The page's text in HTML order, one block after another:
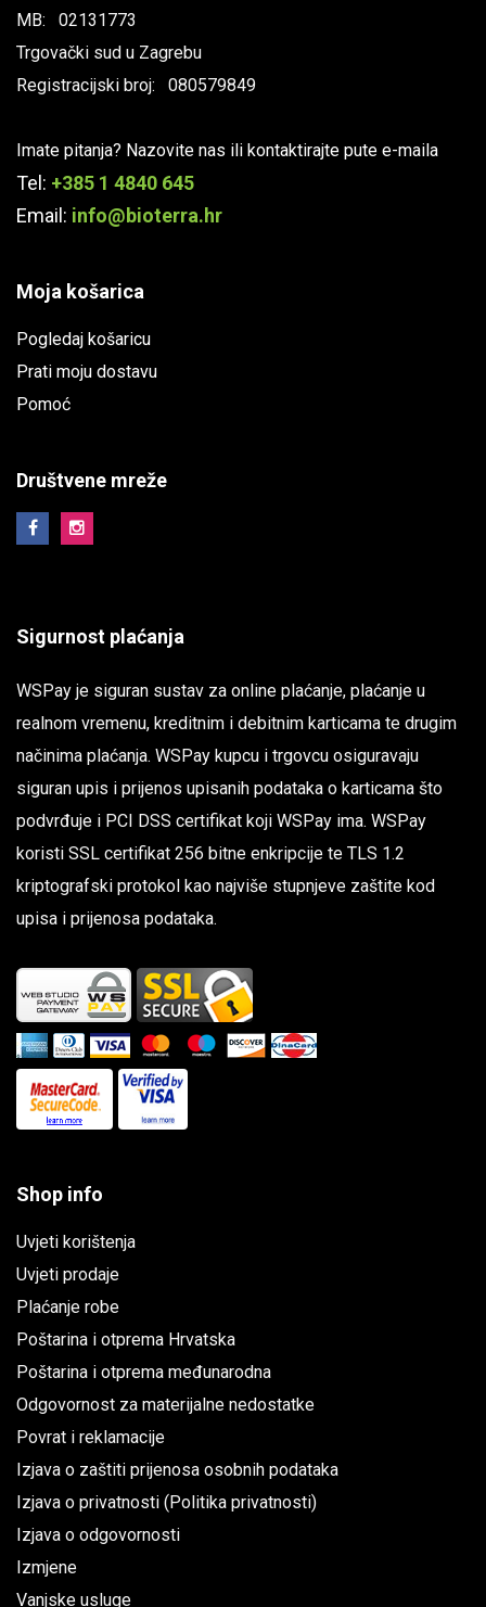
MB: 02131773
Trgovački sud u Zagrebu
Registracijski broj: 080579849
Imate pitanja? Nazovite nas ili kontaktirajte pute e-maila
Tel: +385 1 4840 645
Email: info@bioterra.hr
Moja košarica
Pogledaj košaricu
Prati moju dostavu
Pomoć
Društvene mreže
Sigurnost plaćanja
WSPay je siguran sustav za online plaćanje, plaćanje u
realnom vremenu, kreditnim i debitnim karticama te drugim
načinima plaćanja. WSPay kupcu i trgovcu osiguravaju
siguran upis i prijenos upisanih podataka o karticama što
podvrđuje i PCI DSS certifikat koji WSPay ima. WSPay
koristi SSL certifikat 256 bitne enkripcije te TLS 1.2
kriptografski protokol kao najviše stupnjeve zaštite kod
upisa i prijenosa podataka.
Shop info
Uvjeti korištenja
Uvjeti prodaje
Plaćanje robe
Poštarina i otprema Hrvatska
Poštarina i otprema međunarodna
Odgovornost za materijalne nedostatke
Povrat i reklamacije
Izjava o zaštiti prijenosa osobnih podataka
Izjava o privatnosti (Politika privatnosti)
Izjava o odgovornosti
Izmjene
Vanjske usluge